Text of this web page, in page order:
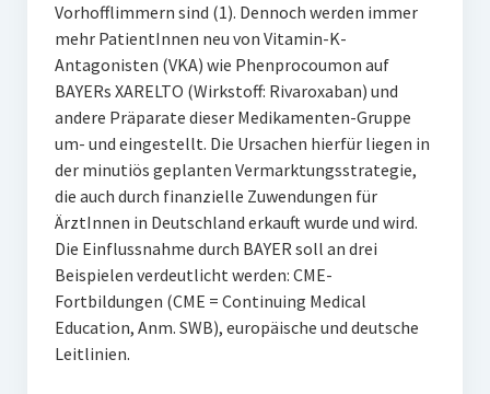
Vorhofflimmern sind (1). Dennoch werden immer
mehr PatientInnen neu von Vitamin-K-
Antagonisten (VKA) wie Phenprocoumon auf
BAYERs XARELTO (Wirkstoff: Rivaroxaban) und
andere Präparate dieser Medikamenten-Gruppe
um- und eingestellt. Die Ursachen hierfür liegen in
der minutiös geplanten Vermarktungsstrategie,
die auch durch finanzielle Zuwendungen für
ÄrztInnen in Deutschland erkauft wurde und wird.
Die Einflussnahme durch BAYER soll an drei
Beispielen verdeutlicht werden: CME-
Fortbildungen (CME = Continuing Medical
Education, Anm. SWB), europäische und deutsche
Leitlinien.